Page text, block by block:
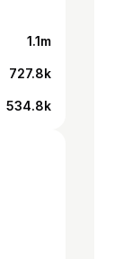
1.1m
727.8k
534.8k